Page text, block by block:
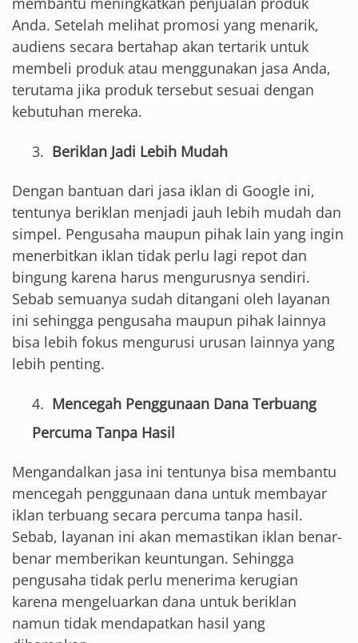
Anda. Setelah melihat promosi yang menarik,
audiens secara bertahap akan tertarik untuk
membeli produk atau menggunakan jasa Anda,
terutama jika produk tersebut sesuai dengan
kebutuhan mereka.
Beriklan Jadi Lebih Mudah
Dengan bantuan dari jasa iklan di Google ini,
tentunya beriklan menjadi jauh lebih mudah dan
simpel. Pengusaha maupun pihak lain yang ingin
menerbitkan iklan tidak perlu lagi repot dan
bingung karena harus mengurusnya sendiri.
Sebab semuanya sudah ditangani oleh layanan
ini sehingga pengusaha maupun pihak lainnya
bisa lebih fokus mengurusi urusan lainnya yang
lebih penting.
Mencegah Penggunaan Dana Terbuang
Percuma Tanpa Hasil
Mengandalkan jasa ini tentunya bisa membantu
mencegah penggunaan dana untuk membayar
iklan terbuang secara percuma tanpa hasil.
Sebab, layanan ini akan memastikan iklan benar-
benar memberikan keuntungan. Sehingga
pengusaha tidak perlu menerima kerugian
karena mengeluarkan dana untuk beriklan
namun tidak mendapatkan hasil yang